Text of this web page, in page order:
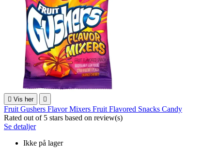
 Vis her 
Fruit Gushers Flavor Mixers Fruit Flavored Snacks Candy
Rated out of 5 stars based on review(s)
Se detaljer
Ikke på lager